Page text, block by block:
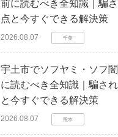
前に読むべき全知識｜騙
点と今すぐできる解決策
2026.08.07 千葉
宇土市でソフヤミ・ソフ
に読むべき全知識｜騙さ
と今すぐできる解決策
2026.08.07 熊本